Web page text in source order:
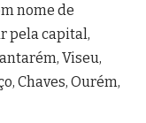
nome de
pela capital,
Viseu,
Chaves, Ourém,